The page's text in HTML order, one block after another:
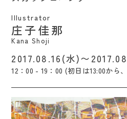
Illustrator
庄子佳那
Kana Shoji
2017.08.16(水)〜
12：00 - 19：00 (初日は13:00から